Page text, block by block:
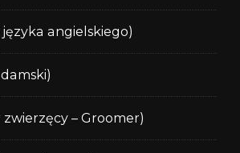
języka angielskiego)
zwierzęcy – Groomer)